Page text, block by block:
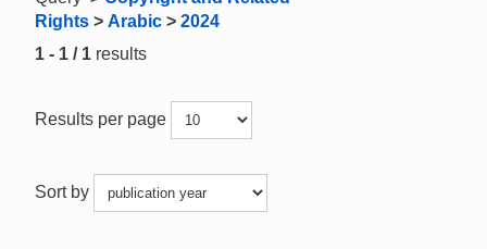
Rights > Arabic > 2024
1 - 1 / 1 results
Results per page
Sort by